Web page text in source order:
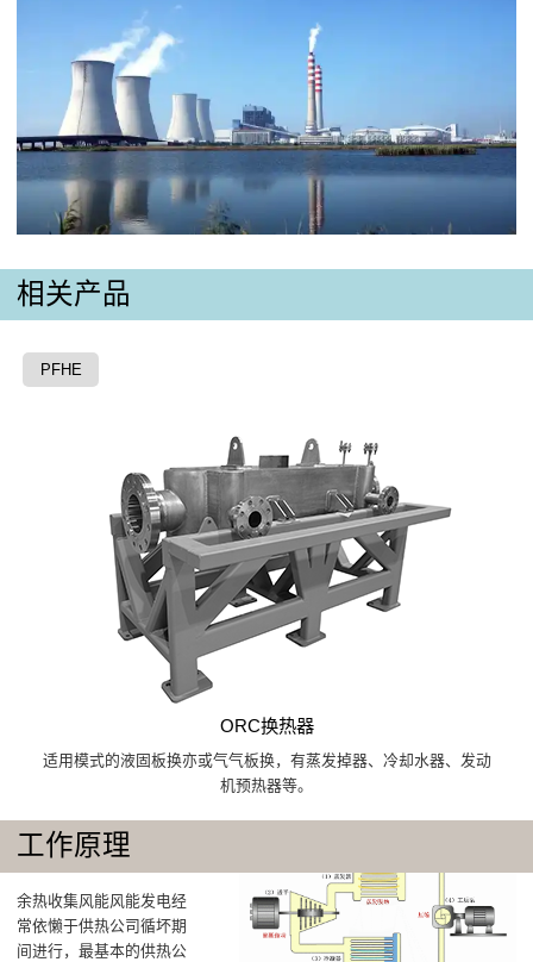
相关产品
PFHE
ORC换热器
适用模式的液固板换亦或气气板换，有蒸发掉器、冷却水器、发动
机预热器等。
工作原理
余热收集风能风能发电经
常依懒于供热公司循坏期
间进行，最基本的供热公